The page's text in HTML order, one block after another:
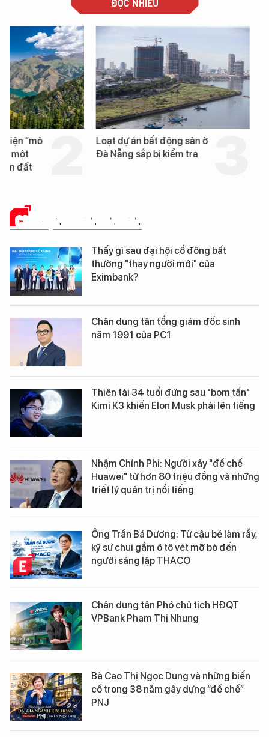
Loạt dự án bất động sản ở
Đà Nẵng sắp bị kiểm tra
Nga xây dựng hơn
km "hành lang chống
CHUYỆN DOANH NHÂN
Thấy gì sau đại hội cổ đông bất
thường "thay người mới" của
Eximbank?
Chân dung tân tổng giám đốc sinh
năm 1991 của PC1
Thiên tài 34 tuổi đứng sau "bom tấn"
Kimi K3 khiến Elon Musk phải lên tiếng
Nhậm Chính Phi: Người xây "đế chế
Huawei" từ hơn 80 triệu đồng và những
triết lý quản trị nổi tiếng
Ông Trần Bá Dương: Từ cậu bé làm rẫy,
kỹ sư chui gầm ô tô vét mỡ bò đến
người sáng lập THACO
Chân dung tân Phó chủ tịch HĐQT
VPBank Phạm Thị Nhung
Bà Cao Thị Ngọc Dung và những biến
cố trong 38 năm gây dựng “đế chế”
PNJ